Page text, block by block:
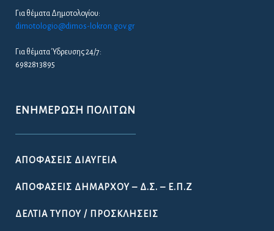
Για θέματα Δημοτολογίου:
dimotologio@dimos-lokron.gov.gr
Για θέματα Ύδρευσης 24/7:
6982813895
ΕΝΗΜΈΡΩΣΗ ΠΟΛΙΤΏΝ
ΑΠΟΦΆΣΕΙΣ ΔΙΑΎΓΕΙΑ
ΑΠΟΦΆΣΕΙΣ ΔΗΜΆΡΧΟΥ – Δ.Σ. – Ε.Π.Ζ
ΔΕΛΤΊΑ ΤΎΠΟΥ / ΠΡΟΣΚΛΉΣΕΙΣ